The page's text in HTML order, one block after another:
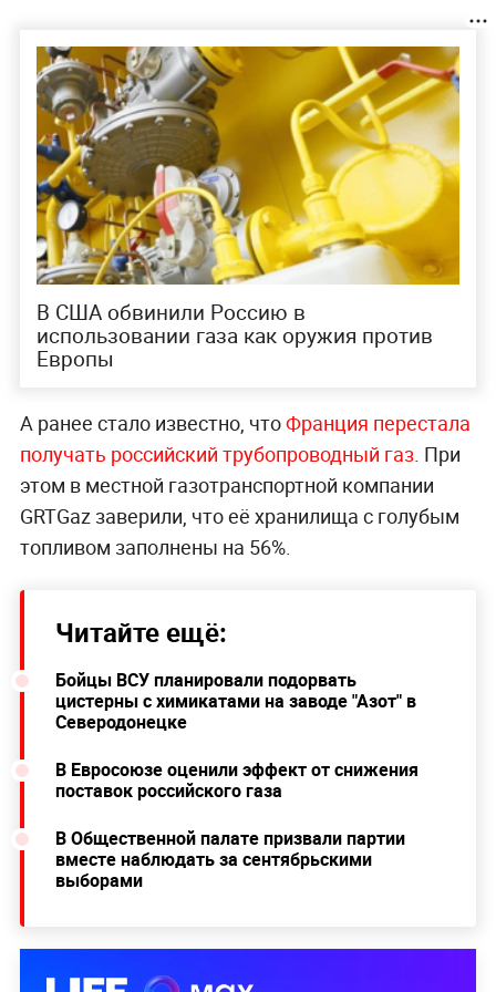
В США обвинили Россию в
использовании газа как оружия против
Европы
А ранее стало известно, чтоФранция перестала
получать российский трубопроводный газ. При
этом в местной газотранспортной компании
GRTGaz заверили, что её хранилища с голубым
топливом заполнены на 56%.
Читайте ещё:
Бойцы ВСУ планировали подорвать
цистерны с химикатами на заводе "Азот" в
Северодонецке
В Евросоюзе оценили эффект от снижения
поставок российского газа
В Общественной палате призвали партии
вместе наблюдать за сентябрьскими
выборами